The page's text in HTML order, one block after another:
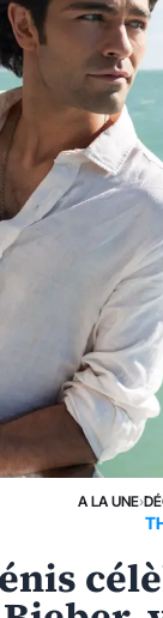
A LA UNE›